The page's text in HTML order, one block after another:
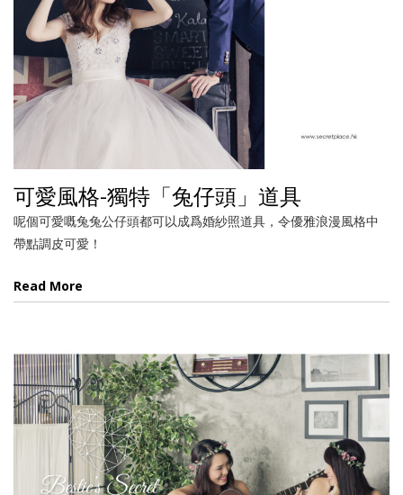
可愛風格-獨特「兔仔頭」道具
呢個可愛嘅兔兔公仔頭都可以成爲婚紗照道具，令優雅浪漫風格中
帶點調皮可愛！
Read More